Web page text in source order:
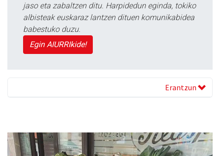
jaso eta zabaltzen ditu. Harpidedun eginda, tokiko
albisteak euskaraz lantzen dituen komunikabidea
babestuko duzu.
Egin AIURRIkide!
Erantzun